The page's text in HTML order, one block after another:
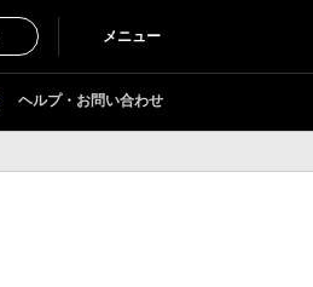
メニュー
ヘルプ・お問い合わせ